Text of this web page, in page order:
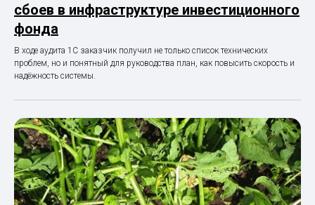
сбоев в инфраструктуре инвестиционного
фонда
В ходе аудита 1С заказчик получил не только список технических
проблем, но и понятный для руководства план, как повысить скорость и
надёжность системы.